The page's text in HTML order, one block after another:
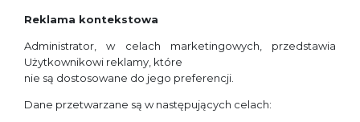
Reklama kontekstowa
Administrator, w celach marketingowych, przedstawia
Użytkownikowi reklamy, które
nie są dostosowane do jego preferencji.
Dane przetwarzane są w następujących celach: